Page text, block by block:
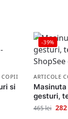
COPII
si
-39%
ARTICOLE
gesturi,
465lei 282